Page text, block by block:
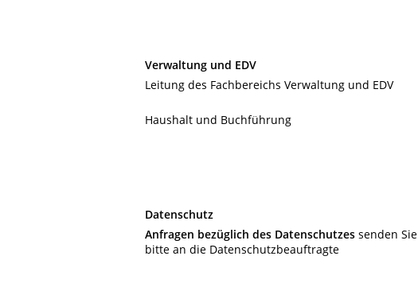
Verwaltung und EDV
Leitung des Fachbereichs Verwaltung und EDV
Haushalt und Buchführung
Datenschutz
Anfragen bezüglich des Datenschutzes senden Sie
bitte an die Datenschutzbeauftragte